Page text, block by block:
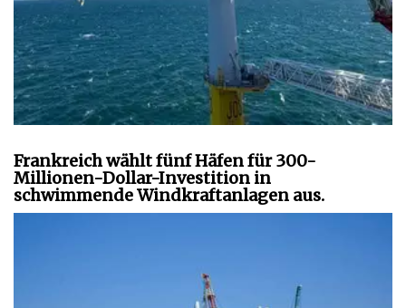
Frankreich wählt fünf Häfen für 300-
Millionen-Dollar-Investition in
schwimmende Windkraftanlagen aus.